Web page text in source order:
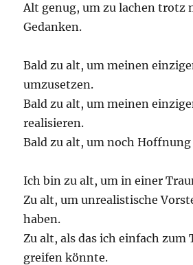
Alt genug, um zu lachen trotz
Gedanken.
Bald zu alt, um meinen
umzusetzen.
Bald zu alt, um meinen
realisieren.
Bald zu alt, um noch Hoffnung
Ich bin zu alt, um in einer
Zu alt, um unrealistische
haben.
Zu alt, als das ich einfach zum
greifen könnte.